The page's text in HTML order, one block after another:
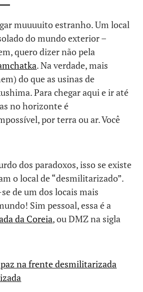
muuuuito estranho. Um local
do mundo exterior –
quero dizer não pela
. Na verdade, mais
do que as usinas de
Para chegar aqui e ir até
no horizonte é
por terra ou ar. Você
dos paradoxos, isso se existe
o local de “desmilitarizado”.
de um dos locais mais
Sim pessoal, essa é a
da Coreia, ou DMZ na sigla
na frente desmilitarizada